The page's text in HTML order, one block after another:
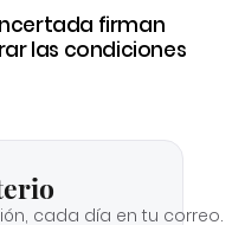
firman
las condiciones
cada día en tu correo.